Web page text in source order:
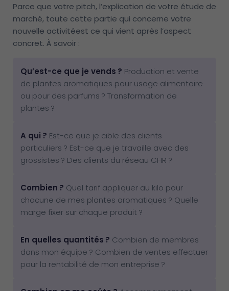
Parce que votre pitch, l’explication de votre étude de
marché, toute cette partie qui concerne votre
nouvelle activitéest ce qui vient après l’aspect
concret. À savoir :
Qu’est-ce que je vends ? Production et vente
de plantes aromatiques pour usage alimentaire
ou pour des parfums ? Transformation de
plantes ?
A qui ? Est-ce que je cible des clients
particuliers ? Est-ce que je travaille avec des
grossistes ? Des clients du réseau CHR ?
Combien ? Quel tarif appliquer au kilo pour
chacune de mes plantes aromatiques ? Quelle
marge fixer sur chaque produit ?
En quelles quantités ? Combien de membres
dans mon équipe ? Combien de ventes effectuer
pour la rentabilité de mon entreprise ?